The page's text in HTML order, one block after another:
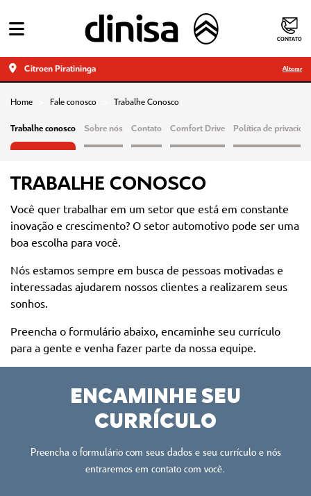
CONTATO
Citroen Piratininga Alterar
Home Fale conosco Trabalhe Conosco
Sobre nós Contato Comfort Drive
Trabalhe conosco Política de
TRABALHE CONOSCO
Você quer trabalhar em um setor que está em constante
inovação e crescimento? O setor automotivo pode ser uma
boa escolha para você.
Nós estamos sempre em busca de pessoas motivadas e
interessadas ajudarem nossos clientes a realizarem seus
sonhos.
Preencha o formulário abaixo, encaminhe seu currículo
para a gente e venha fazer parte da nossa equipe.
ENCAMINHE SEU
CURRÍCULO
Preencha o formulário com seus dados e seu currículo e nós
entraremos em contato com você.